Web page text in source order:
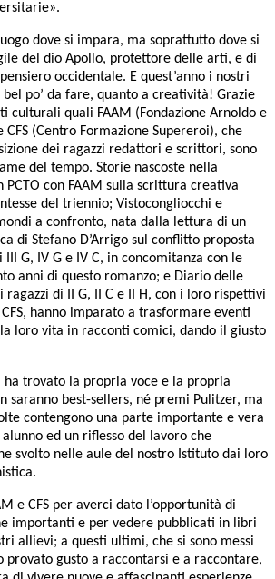
dove si impara, ma soprattutto dove si
del dio Apollo, protettore delle arti, e di
occidentale. E quest’anno i nostri
po’ da fare, quanto a creatività! Grazie
culturali quali FAAM (Fondazione Arnoldo e
(Centro Formazione Supereroi), che
dei ragazzi redattori e scrittori, sono
del tempo. Storie nascoste nella
PCTO con FAAM sulla scrittura creativa
del triennio; Vistocongliocchi e
a confronto, nata dalla lettura di un
di Stefano D’Arrigo sul conflitto proposta
III G, IV G e IV C, in concomitanza con le
anni di questo romanzo; e Diario delle
ragazzi di II G, II C e II H, con i loro rispettivi
hanno imparato a trasformare eventi
loro vita in racconti comici, dando il giusto
ha trovato la propria voce e la propria
saranno best-sellers, né premi Pulitzer, ma
contengono una parte importante e vera
ed un riflesso del lavoro che
svolto nelle aule del nostro Istituto dai loro
e CFS per averci dato l’opportunità di
importanti e per vedere pubblicati in libri
allievi; a questi ultimi, che si sono messi
provato gusto a raccontarsi e a raccontare,